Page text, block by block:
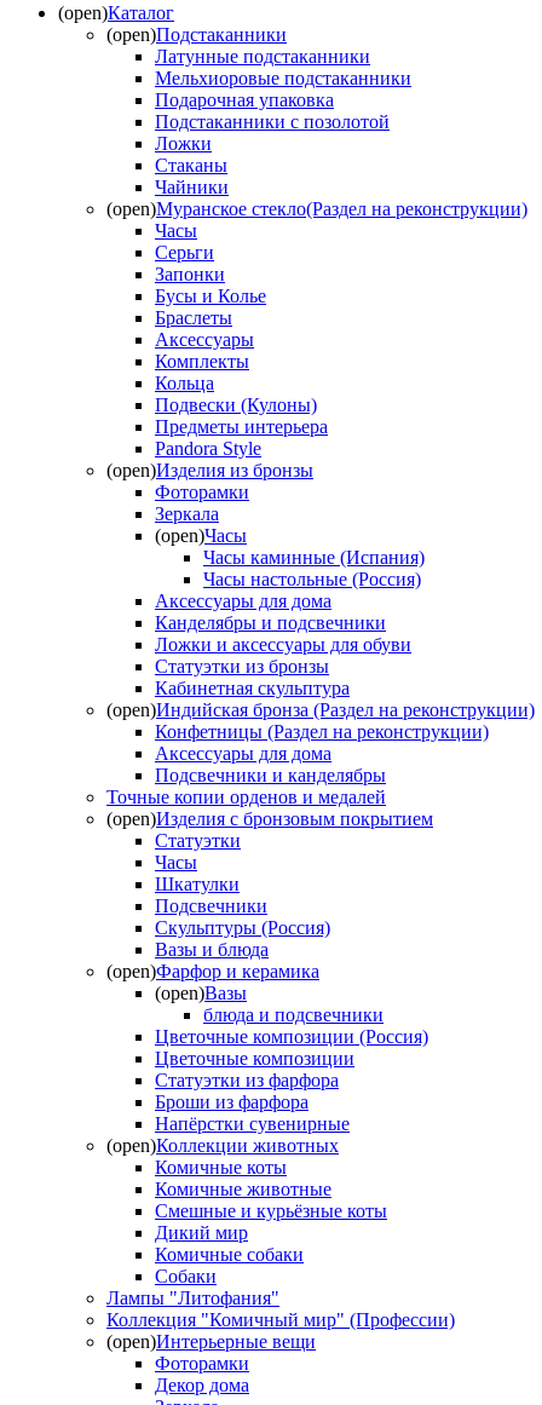
(open)Каталог
(open)Подстаканники
Латунные подстаканники
Мельхиоровые подстаканники
Подарочная упаковка
Подстаканники с позолотой
Ложки
Стаканы
Чайники
(open)Муранское стекло(Раздел на реконструкции)
Часы
Серьги
Запонки
Бусы и Колье
Браслеты
Аксессуары
Комплекты
Кольца
Подвески (Кулоны)
Предметы интерьера
Pandora Style
(open)Изделия из бронзы
Фоторамки
Зеркала
(open)Часы
Часы каминные (Испания)
Часы настольные (Россия)
Аксессуары для дома
Канделябры и подсвечники
Ложки и аксессуары для обуви
Статуэтки из бронзы
Кабинетная скульптура
(open)Индийская бронза (Раздел на реконструкции)
Конфетницы (Раздел на реконструкции)
Аксессуары для дома
Подсвечники и канделябры
Точные копии орденов и медалей
(open)Изделия с бронзовым покрытием
Статуэтки
Часы
Шкатулки
Подсвечники
Скульптуры (Россия)
Вазы и блюда
(open)Фарфор и керамика
(open)Вазы
блюда и подсвечники
Цветочные композиции (Россия)
Цветочные композиции
Статуэтки из фарфора
Броши из фарфора
Напёрстки сувенирные
(open)Коллекции животных
Комичные коты
Комичные животные
Смешные и курьёзные коты
Дикий мир
Комичные собаки
Собаки
Лампы "Литофания"
Коллекция "Комичный мир" (Профессии)
(open)Интерьерные вещи
Фоторамки
Декор дома